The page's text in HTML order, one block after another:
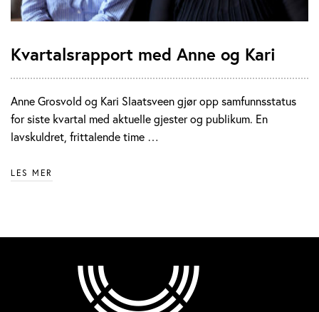
Kvartalsrapport med Anne og Kari
Anne Grosvold og Kari Slaatsveen gjør opp samfunnsstatus
for siste kvartal med aktuelle gjester og publikum. En
lavskuldret, frittalende time …
LES MER